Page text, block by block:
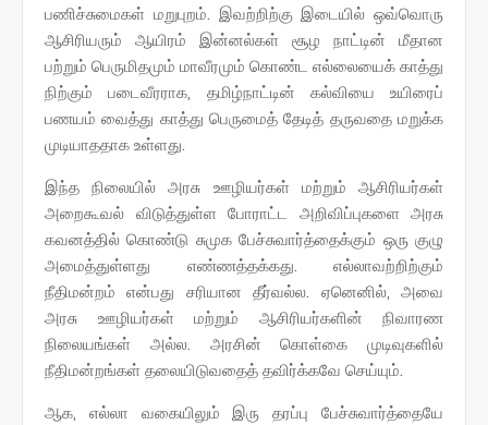
பணிச்சுமைகள் மறுபுறம். இவற்றிற்கு இடையில் ஒவ்வொரு
ஆசிரியரும் ஆயிரம் இன்னல்கள் சூழ நாட்டின் மீதான
பற்றும் பெருமிதமும் மாவீரமும் கொண்ட எல்லையைக் காத்து
நிற்கும் படைவீரராக, தமிழ்நாட்டின் கல்வியை உயிரைப்
பணயம் வைத்து காத்து பெருமைத் தேடித் தருவதை மறுக்க
முடியாததாக உள்ளது.
இந்த நிலையில் அரசு ஊழியர்கள் மற்றும் ஆசிரியர்கள்
அறைகூவல் விடுத்துள்ள போராட்ட அறிவிப்புகளை அரசு
கவனத்தில் கொண்டு சுமுக பேச்சுவார்த்தைக்கும் ஒரு குழு
அமைத்துள்ளது எண்ணத்தக்கது. எல்லாவற்றிற்கும்
நீதிமன்றம் என்பது சரியான தீர்வல்ல. ஏனெனில், அவை
அரசு ஊழியர்கள் மற்றும் ஆசிரியர்களின் நிவாரண
நிலையங்கள் அல்ல. அரசின் கொள்கை முடிவுகளில்
நீதிமன்றங்கள் தலையிடுவதைத் தவிர்க்கவே செய்யும்.
ஆக, எல்லா வகையிலும் இரு தரப்பு பேச்சுவார்த்தையே